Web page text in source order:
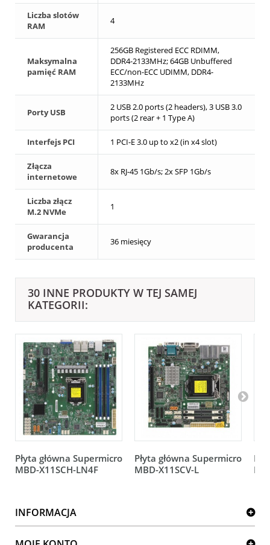
Liczba slotów
RAM
4
Maksymalna
pamięć RAM
256GB Registered ECC RDIMM,
DDR4-2133MHz; 64GB Unbuffered
ECC/non-ECC UDIMM, DDR4-
2133MHz
Porty USB
2 USB 2.0 ports (2 headers), 3 USB 3.0
ports (2 rear + 1 Type A)
Interfejs PCI 1 PCI-E 3.0 up to x2 (in x4 slot)
Złącza
internetowe
8x RJ-45 1Gb/s; 2x SFP 1Gb/s
Liczba złącz
M.2 NVMe
1
Gwarancja
producenta
36 miesięcy
30 INNE PRODUKTY W TEJ SAMEJ
KATEGORII:
Płyta główna Supermicro
MBD-X11SCH-LN4F
Płyta główna Supermicro
MBD-X11SCV-L
INFORMACJA